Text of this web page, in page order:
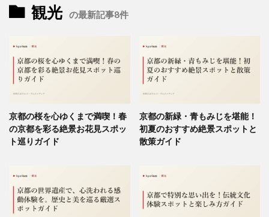
観光 の最新記事8件
京都の桜を心ゆくまで満喫！春
の京都を彩る絶景お花見スポッ
ト巡りガイド
京都の新緑・青もみじを堪能！
初夏のおすすめ絶景スポットと
散策ガイド